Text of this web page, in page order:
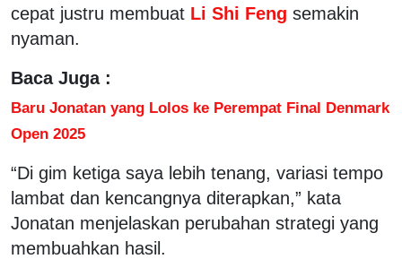
cepat justru membuat Li Shi Feng semakin
nyaman.
Baca Juga :
Baru Jonatan yang Lolos ke Perempat Final Denmark
Open 2025
“Di gim ketiga saya lebih tenang, variasi tempo
lambat dan kencangnya diterapkan,” kata
Jonatan menjelaskan perubahan strategi yang
membuahkan hasil.